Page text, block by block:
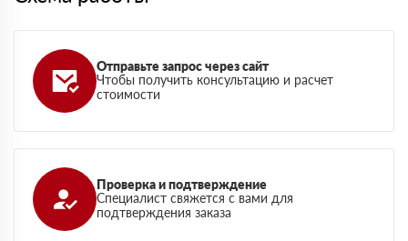
Отправьте запрос через сайт
Чтобы получить консультацию и расчет
стоимости
Проверка и подтверждение
Специалист свяжется с вами для
подтверждения заказа